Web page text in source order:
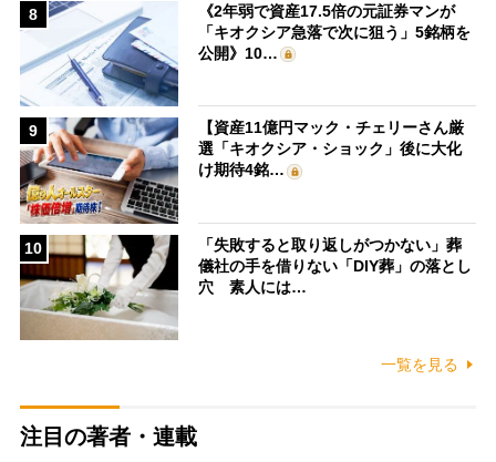
8
《2年弱で資産17.5倍の元証券マンが
「キオクシア急落で次に狙う」5銘柄を
公開》10…
9
【資産11億円マック・チェリーさん厳
選「キオクシア・ショック」後に大化
け期待4銘…
10
「失敗すると取り返しがつかない」葬
儀社の手を借りない「DIY葬」の落とし
穴 素人には…
一覧を見る
注目の著者・連載